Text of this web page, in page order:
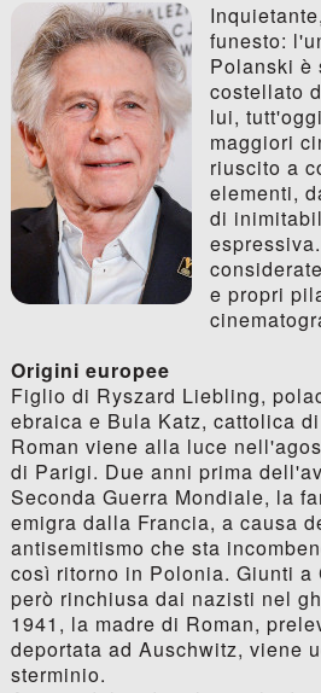
funesto:
Polanski è
costellato
lui,
maggiori
riuscito a
elementi,
di
e propri
Origini europee
Figlio di Ryszard Liebling,
ebraica e Bula Katz, cattolica
Roman viene alla luce
di Parigi. Due anni prima
Seconda Guerra Mondiale, la
emigra dalla Francia, a causa
antisemitismo che sta
così ritorno in Polonia. Giunti a
però rinchiusa dai nazisti nel
1941, la madre di Roman,
deportata ad Auschwitz, viene
sterminio.